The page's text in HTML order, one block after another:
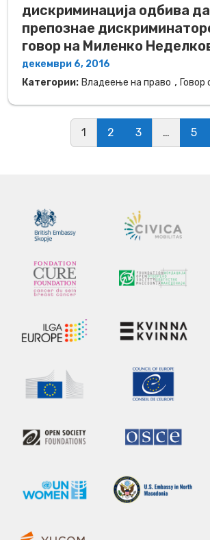
дискриминација одбива да
препознае
говор на Миленко
декември 6, 2016
Категории: Владеење на право , Говор
Posts
1 2 3 … 5